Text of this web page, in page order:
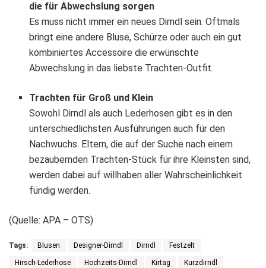
die für Abwechslung sorgen
Es muss nicht immer ein neues Dirndl sein. Oftmals
bringt eine andere Bluse, Schürze oder auch ein gut
kombiniertes Accessoire die erwünschte
Abwechslung in das liebste Trachten-Outfit.
Trachten für Groß und Klein
Sowohl Dirndl als auch Lederhosen gibt es in den
unterschiedlichsten Ausführungen auch für den
Nachwuchs. Eltern, die auf der Suche nach einem
bezaubernden Trachten-Stück für ihre Kleinsten sind,
werden dabei auf willhaben aller Wahrscheinlichkeit
fündig werden.
(Quelle: APA – OTS)
Tags: Blusen Designer-Dirndl Dirndl Festzelt
Hirsch-Lederhose Hochzeits-Dirndl Kirtag Kurzdirndl